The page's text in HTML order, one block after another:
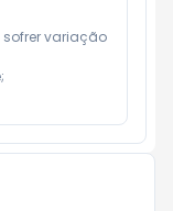
sofrer variação